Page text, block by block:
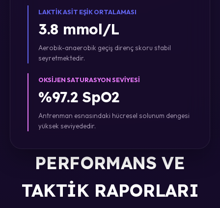
LAKTIK ASIT EŞIK ORTALAMASI
3.8 mmol/L
Aerobik-anaerobik geçiş direnç skoru stabil
seyretmektedir.
OKSIJEN SATURASYON SEVIYESI
%97.2 SpO2
Antrenman esnasındaki hücresel solunum dengesi
yüksek seviyededir.
PERFORMANS VE
TAKTIK RAPORLARI